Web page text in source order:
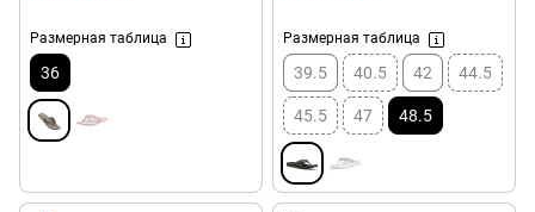
Размерная таблица
36
Размерная таблица
39.5 40.5 42 44.5
45.5 47 48.5